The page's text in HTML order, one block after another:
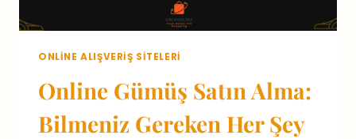
ONLINE ALIŞVERIŞ SITELERI
Online Gümüş Satın Alma:
Bilmeniz Gereken Her Şey